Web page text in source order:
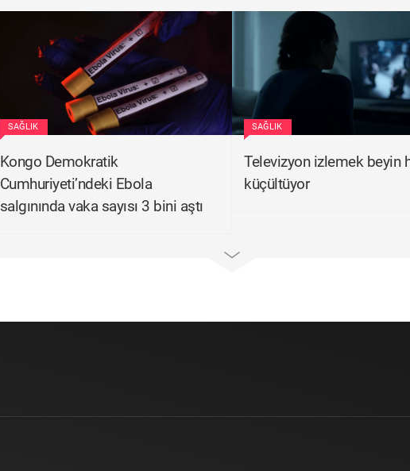
SAĞLIK
Kongo Demokratik
Cumhuriyeti’ndeki Ebola
salgınında vaka sayısı 3 bini aştı
SAĞLIK
Televizyon izlemek beyin
küçültüyor